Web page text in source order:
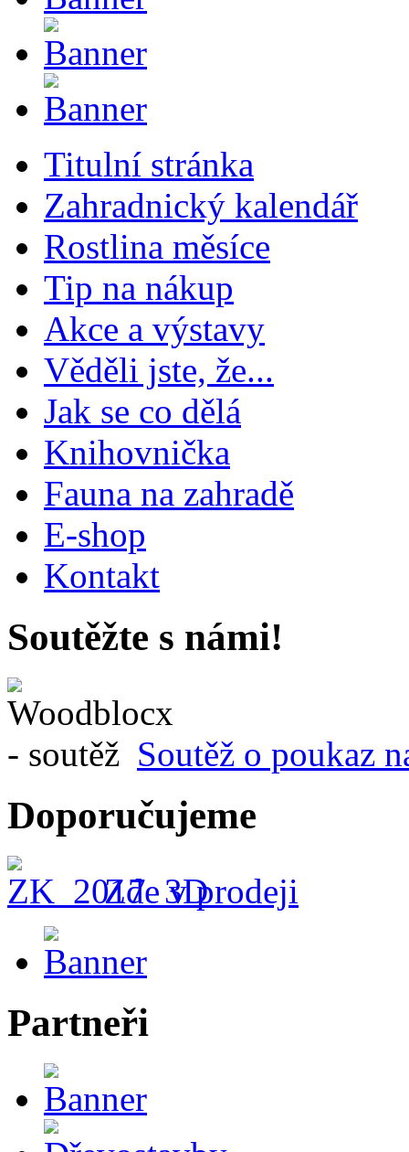
Titulní stránka
Zahradnický kalendář
Rostlina měsíce
Tip na nákup
Akce a výstavy
Věděli jste, že...
Jak se co dělá
Knihovnička
Fauna na zahradě
E-shop
Kontakt
Soutěžte s námi!
Soutěž o poukaz
Doporučujeme
Zde v prodeji
Partneři